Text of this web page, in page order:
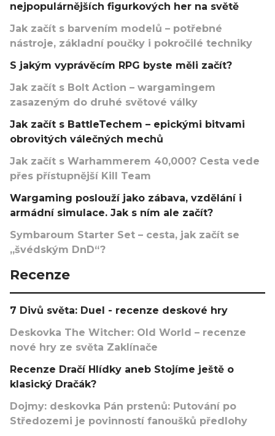
nejpopulárnějších figurkových her na světě
Jak začít s barvením modelů – potřebné
nástroje, základní poučky i pokročilé techniky
S jakým vyprávěcím RPG byste měli začít?
Jak začít s Bolt Action – wargamingem
zasazeným do druhé světové války
Jak začít s BattleTechem – epickými bitvami
obrovitých válečných mechů
Jak začít s Warhammerem 40,000? Cesta vede
přes přístupnější Kill Team
Wargaming poslouží jako zábava, vzdělání i
armádní simulace. Jak s ním ale začít?
Symbaroum Starter Set – cesta, jak začít se
„švédským DnD“?
Recenze
7 Divů světa: Duel - recenze deskové hry
Deskovka The Witcher: Old World – recenze
nové hry ze světa Zaklínače
Recenze Dračí Hlídky aneb Stojíme ještě o
klasický Dračák?
Dojmy: deskovka Pán prstenů: Putování po
Středozemi je povinností fanoušků předlohy